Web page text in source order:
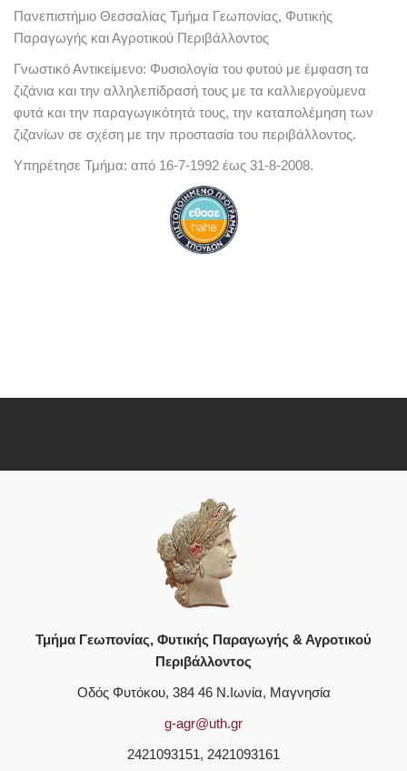
Πανεπιστήμιο Θεσσαλίας Τμήμα Γεωπονίας, Φυτικής
Παραγωγής και Αγροτικού Περιβάλλοντος
Γνωστικό Αντικείμενο: Φυσιολογία του φυτού με έμφαση τα
ζιζάνια και την αλληλεπίδρασή τους με τα καλλιεργούμενα
φυτά και την παραγωγικότητά τους, την καταπολέμηση των
ζιζανίων σε σχέση με την προστασία του περιβάλλοντος.
Υπηρέτησε Τμήμα: από 16-7-1992 έως 31-8-2008.
Τμήμα Γεωπονίας, Φυτικής Παραγωγής & Αγροτικού
Περιβάλλοντος
Οδός Φυτόκου, 384 46 Ν.Ιωνία, Μαγνησία
g-agr@uth.gr
2421093151, 2421093161